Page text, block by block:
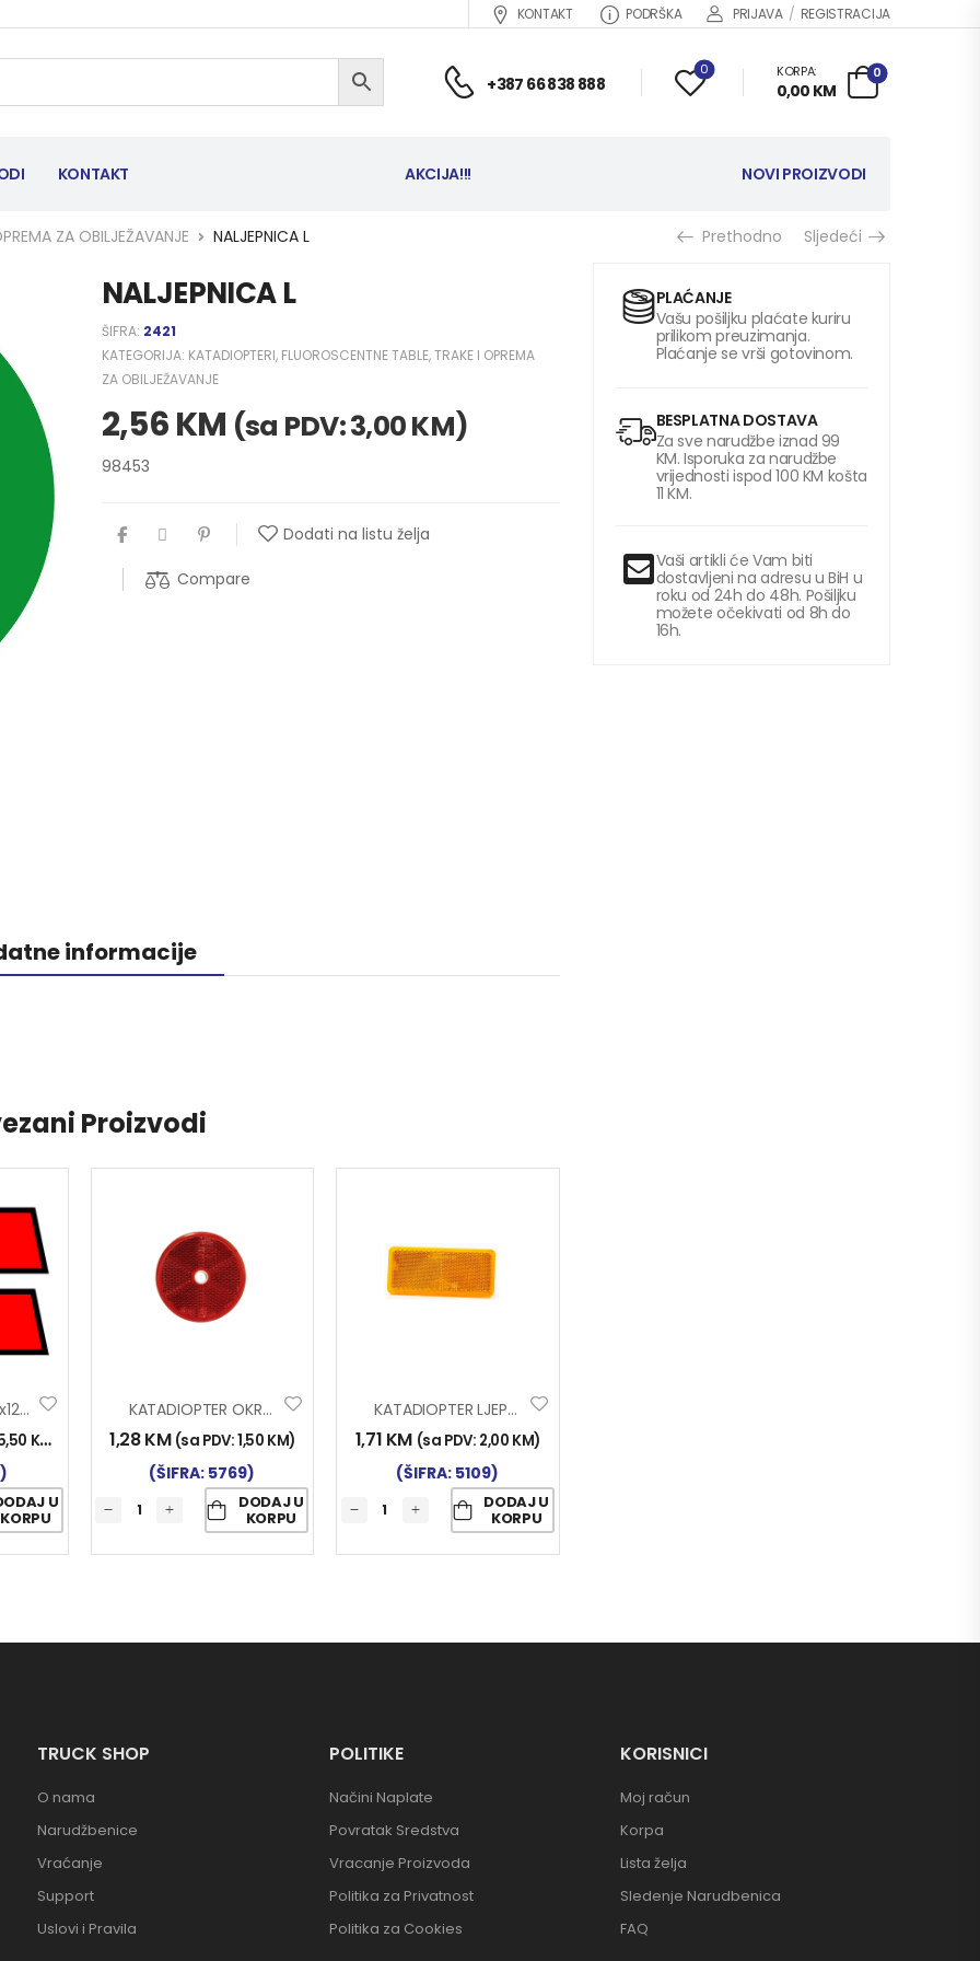
KONTAKT PODRŠKA PRIJAVA / REGISTRACIJA
+387 66 838 888
0 KORPA:
0,00 KM
0
KONTAKT AKCIJA!!! NOVI PROIZVODI
ZA OBILJEŽAVANJE NALJEPNICA L Prethodno Sljedeći
NALJEPNICA L
ŠIFRA: 2421
KATEGORIJA: KATADIOPTERI, FLUOROSCENTNE TABLE, TRAKE I OPREMA
ZA OBILJEŽAVANJE
2,56KM (sa PDV:3,00KM)
98453
Dodati na listu želja
Compare
informacije
Proizvodi
NALJEPNICA 307x120mm CRVENA
KM
U
KORPU
KATADIOPTER OKRUGLI 60mm CRVENI
1,28KM (sa PDV:1,50 KM)
(ŠIFRA: 5769)
DODAJ U
KORPU
KATADIOPTER LJEPLJIVI 94x44mm ŽUTI
1,71 KM (sa PDV: 2,00 KM)
(ŠIFRA: 5109)
DODAJ U
KORPU
PLAĆANJE
Vašu pošiljku plaćate kuriru
prilikom preuzimanja.
Plaćanje se vrši gotovinom.
BESPLATNA DOSTAVA
Za sve narudžbe iznad 99
KM. Isporuka za narudžbe
vrijednosti ispod 100 KM košta
11 KM.
Vaši artikli će Vam biti
dostavljeni na adresu u BiH u
roku od 24h do 48h. Pošiljku
možete očekivati od 8h do
16h.
TRUCK SHOP
O nama
Narudžbenice
Vraćanje
Support
Uslovi i Pravila
POLITIKE
Načini Naplate
Povratak Sredstva
Vracanje Proizvoda
Politika za Privatnost
Politika za Cookies
KORISNICI
Moj račun
Korpa
Lista želja
Sledenje Narudbenica
FAQ